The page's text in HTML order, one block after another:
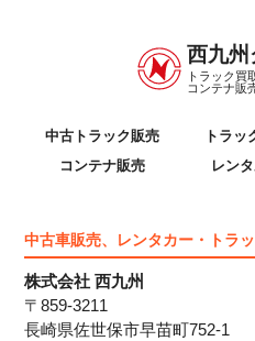
西九州
トラック買
コンテナ販
中古トラック販売 トラッ
コンテナ販売
レン
中古車販売、レンタカー・トラ
株式会社 西九州
〒859-3211
長崎県佐世保市早苗町752-1